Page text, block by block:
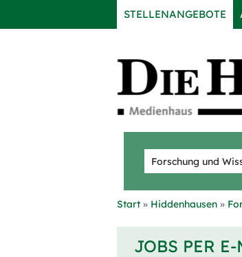
STELLENANGEBOTE
Start Hiddenhausen
JOBS PER